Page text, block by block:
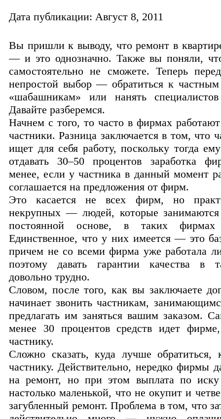
Дата публикации: Август 8, 2011
Вы пришли к выводу, что ремонт в
— и это однозначно. Также вы поняли,
самостоятельно не сможете. Теперь
непростой выбор — обратиться к
«шабашникам» или нанять
Давайте разберемся.
Начнем с того, то часто в фирмах
частники. Разница заключается в том, что
ищет для себя работу, поскольку тогда
отдавать 30–50 процентов заработка
менее, если у частника в данный момент
соглашается на предложения от фирм.
Это касается не всех фирм, но
некрупных — людей, которые занимаются
постоянной основе, в таких
Единственное, что у них имеется — это
причем не со всеми фирма уже работала
поэтому давать гарантии качества в
довольно трудно.
Словом, после того, как вы заключаете
начинает звонить частникам,
предлагать им заняться вашим заказом.
менее 30 процентов средств идет
частнику.
Сложно сказать, куда лучше
частнику. Действительно, нередко фирмы
на ремонт, но при этом выплата по
настолько маленькой, что не окупит и
загубленный ремонт. Проблема в том, что